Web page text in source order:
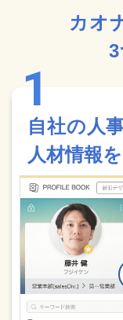
カオ
自社の人
人材情報